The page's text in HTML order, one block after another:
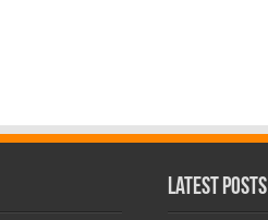
Latest Posts